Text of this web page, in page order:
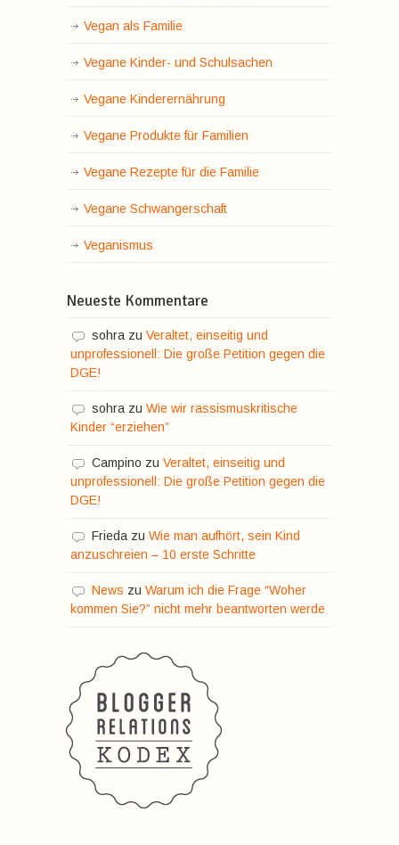
Vegan als Familie
Vegane Kinder- und Schulsachen
Vegane Kinderernährung
Vegane Produkte für Familien
Vegane Rezepte für die Familie
Vegane Schwangerschaft
Veganismus
Neueste Kommentare
sohra zu Veraltet, einseitig und
unprofessionell: Die große Petition gegen die
DGE!
sohra zu Wie wir rassismuskritische
Kinder “erziehen”
Campino zu Veraltet, einseitig und
unprofessionell: Die große Petition gegen die
DGE!
Frieda zu Wie man aufhört, sein Kind
anzuschreien – 10 erste Schritte
News zu Warum ich die Frage “Woher
kommen Sie?” nicht mehr beantworten werde